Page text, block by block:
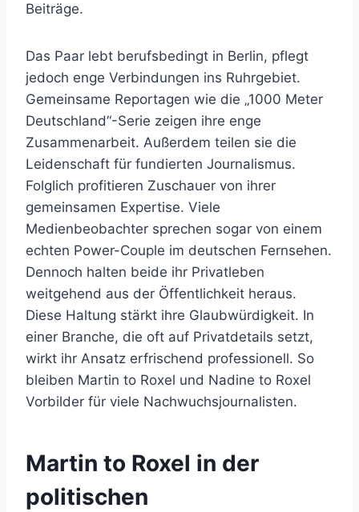
Beiträge.
Das Paar lebt berufsbedingt in Berlin, pflegt
jedoch enge Verbindungen ins Ruhrgebiet.
Gemeinsame Reportagen wie die „1000 Meter
Deutschland“-Serie zeigen ihre enge
Zusammenarbeit. Außerdem teilen sie die
Leidenschaft für fundierten Journalismus.
Folglich profitieren Zuschauer von ihrer
gemeinsamen Expertise. Viele
Medienbeobachter sprechen sogar von einem
echten Power-Couple im deutschen Fernsehen.
Dennoch halten beide ihr Privatleben
weitgehend aus der Öffentlichkeit heraus.
Diese Haltung stärkt ihre Glaubwürdigkeit. In
einer Branche, die oft auf Privatdetails setzt,
wirkt ihr Ansatz erfrischend professionell. So
bleiben Martin to Roxel und Nadine to Roxel
Vorbilder für viele Nachwuchsjournalisten.
Martin to Roxel in der
politischen